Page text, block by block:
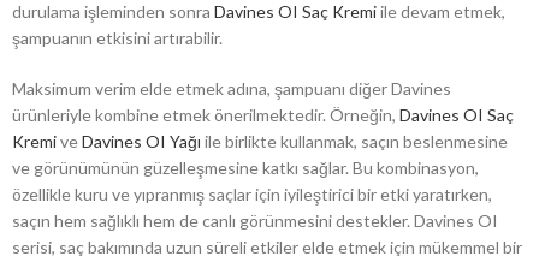
durulama işleminden sonra Davines OI Saç Kremiile devam etmek,
şampuanın etkisini artırabilir.
Maksimum verim elde etmek adına, şampuanı diğer Davines
ürünleriyle kombine etmek önerilmektedir. Örneğin, Davines OI Saç
KremiveDavines OI Yağı ile birlikte kullanmak, saçın beslenmesine
ve görünümünün güzelleşmesine katkı sağlar. Bu kombinasyon,
özellikle kuru ve yıpranmış saçlar için iyileştirici bir etki yaratırken,
saçın hem sağlıklı hem de canlı görünmesini destekler. Davines OI
serisi, saç bakımında uzun süreli etkiler elde etmek için mükemmel bir